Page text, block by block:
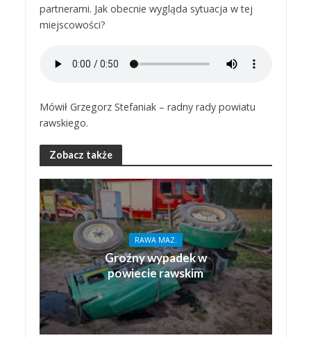
partnerami. Jak obecnie wygląda sytuacja w tej
miejscowości?
Mówił Grzegorz Stefaniak – radny rady powiatu
rawskiego.
Zobacz także
RAWA MAZ.
Groźny wypadek w
powiecie rawskim